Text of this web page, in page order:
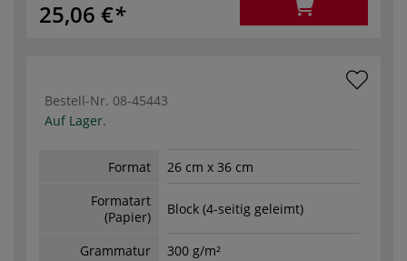
25,06 €
Bestell-Nr. 08-45443
Auf Lager.
Format
26 cm x 36 cm
Formatart
(Papier)
Block (4-seitig geleimt)
Grammatur 300 g/m²